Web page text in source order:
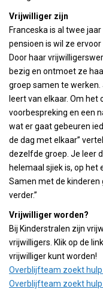
Vrijwilliger zijn
Franceska is al twee
pensioen is wil ze
Door haar
bezig en ontmoet ze
groep samen te
leert van elkaar. Om
voorbespreking en een
wat er gaat gebeuren
de dag met elkaar”
dezelfde groep. Je leer
helemaal sjiek is, op het
Samen met de kinderen
verder.”
Vrijwilliger worden?
Bij Kinderstralen zijn
vrijwilligers. Klik op de
vrijwilliger kunt worden!
Overblijfteam zoekt hulp
Overblijfteam zoekt